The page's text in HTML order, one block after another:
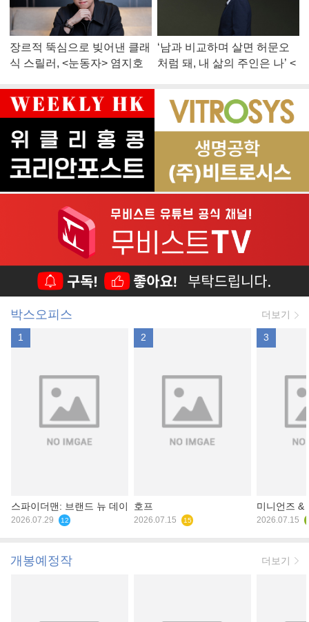
장르적 뚝심으로 빚어낸 클래
식 스릴러, <눈동자> 염지호
‘남과 비교하며 살면 허문오
처럼 돼, 내 삶의 주인은 나’ <
박스오피스 더보기
1
스파이더맨: 브랜드 뉴 데이
2026.07.29 12
2
호프
2026.07.15 15
3
미니언즈 &
2026.07.15
개봉예정작 더보기